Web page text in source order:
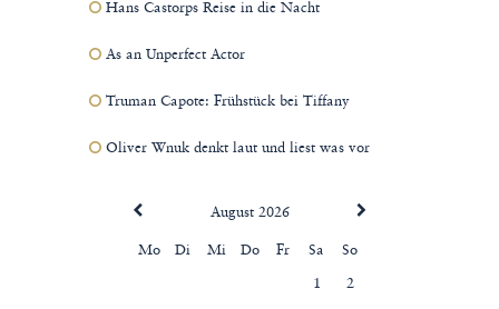
Hans Castorps Reise in die Nacht
As an Unperfect Actor
Truman Capote: Frühstück bei Tiffany
Oliver Wnuk denkt laut und liest was vor
August 2026
Mo Di Mi Do Fr Sa So
1 2